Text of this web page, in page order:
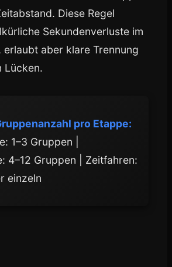
Diese Regel
Sekundenverluste im
erlaubt aber klare Trennung
Lücken.
pro Etappe:
1–3 Gruppen |
4–12 Gruppen | Zeitfahren:
einzeln